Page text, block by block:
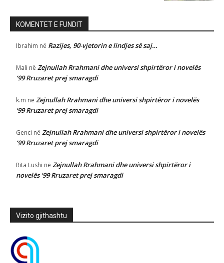
KOMENTET E FUNDIT
Ibrahim në Razijes, 90-vjetorin e lindjes së saj…
Mali në Zejnullah Rrahmani dhe universi shpirtëror i novelës
‘99 Rruzaret prej smaragdi
k.m në Zejnullah Rrahmani dhe universi shpirtëror i novelës
‘99 Rruzaret prej smaragdi
Genci në Zejnullah Rrahmani dhe universi shpirtëror i novelës
‘99 Rruzaret prej smaragdi
Rita Lushi në Zejnullah Rrahmani dhe universi shpirtëror i
novelës ‘99 Rruzaret prej smaragdi
Vizito gjithashtu